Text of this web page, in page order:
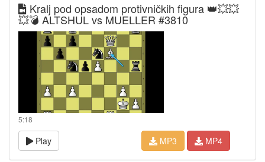
Kralj pod opsadom protivničkih figura 👑💥💥
💥💣 ALTSHUL vs MUELLER #3810
5:18
Play MP3 MP4